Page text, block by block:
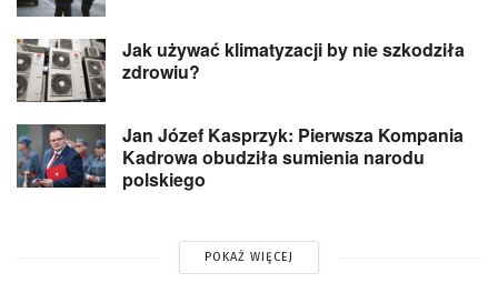
Jak używać klimatyzacji by nie szkodziła
zdrowiu?
Jan Józef Kasprzyk: Pierwsza Kompania
Kadrowa obudziła sumienia narodu
polskiego
POKAŻ WIĘCEJ